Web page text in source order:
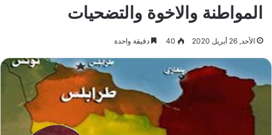
المواطنة والاخوة والتضحيات
الأحد, 26 أبريل 2020 40 دقيقة واحدة